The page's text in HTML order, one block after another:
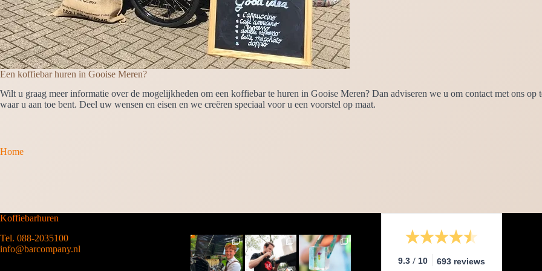
Een koffiebar huren in Gooise Meren?
Wilt u graag meer informatie over de mogelijkheden om een koffiebar te huren in Gooise Meren? Dan adviseren we u om contact met ons
waar u aan toe bent. Deel uw wensen en eisen en we creëren speciaal voor u een voorstel op maat.
Home
Koffiebarhuren
Tel. 088-2035100
info@barcompany.nl
9.3 / 10 693 reviews